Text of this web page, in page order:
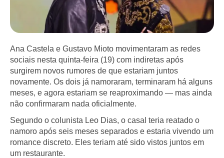
Ana Castela e Gustavo Mioto movimentaram as redes
sociais nesta quinta-feira (19) com indiretas após
surgirem novos rumores de que estariam juntos
novamente. Os dois já namoraram, terminaram há alguns
meses, e agora estariam se reaproximando — mas ainda
não confirmaram nada oficialmente.
Segundo o colunista Leo Dias, o casal teria reatado o
namoro após seis meses separados e estaria vivendo um
romance discreto. Eles teriam até sido vistos juntos em
um restaurante.